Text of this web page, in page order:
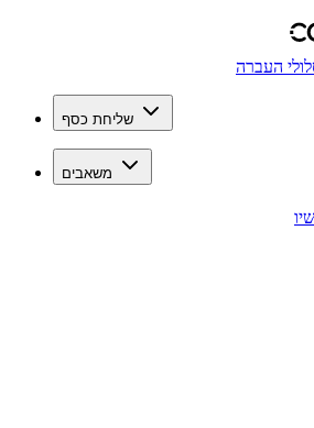
העברה
שליחת כסף
משאבים